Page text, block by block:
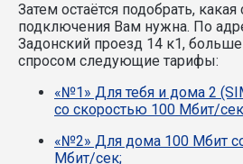
Затем остаётся подобрать, какая
подключения Вам нужна. По
Задонский проезд 14 к1,
спросом следующие тарифы:
«№1» Для тебя и дома 2
со скоростью 100 Мбит/
«№2» Для дома 100 Мбит
Мбит/сек;